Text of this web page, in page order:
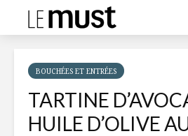
BOUCHÉES ET ENTRÉES
TARTINE
HUILE D’OLIVE